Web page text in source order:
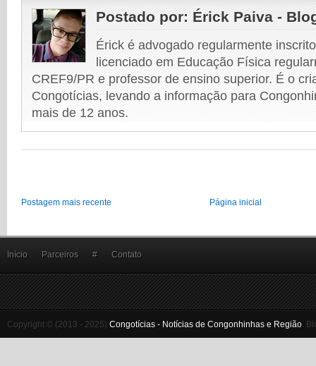
Postado por: Érick Paiva -
Érick é advogado regularmente
licenciado em Educação Física
CREF9/PR e professor de ensino superior. É o
Congotícias, levando a informação para
mais de 12 anos.
Postagem mais recente Página inicial
Início Parceiros # Contato
Copyright © (2013 - 2025) Congotícias - Notícias de Congonhinhas e Região.